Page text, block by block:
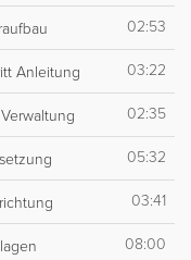
02:53
Anleitung 03:22
02:35
05:32
03:41
08:00